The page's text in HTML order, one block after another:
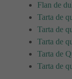
Flan de
Tarta de
Tarta de
Tarta de
Tarta de
Tarta de